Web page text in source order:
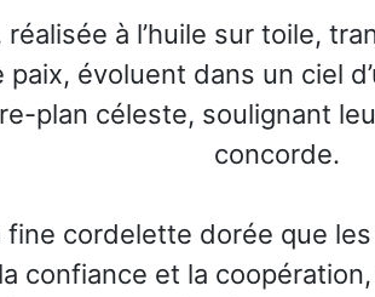
à l’huile sur toile,
évoluent dans un ciel
plan céleste, soulignant
concorde.
fine cordelette dorée que
confiance et la